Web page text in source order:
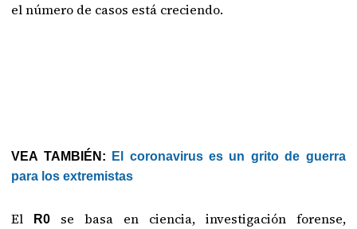
el número de casos está creciendo.
VEA TAMBIÉN:
El coronavirus es un grito de guerra
para los extremistas
El R0 se basa en ciencia, investigación forense,